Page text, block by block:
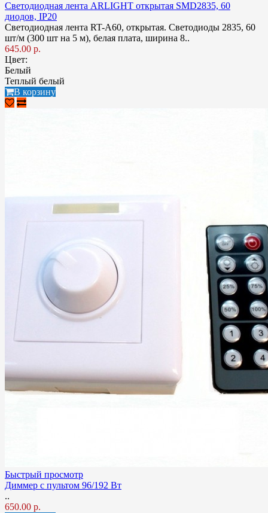
Светодиодная лента ARLIGHT открытая SMD2835, 60
диодов, IP20
Светодиодная лента RT-A60, открытая. Светодиоды 2835, 60
шт/м (300 шт на 5 м), белая плата, ширина 8..
645.00 р.
Цвет:
Белый
Теплый белый
В корзину
Быстрый просмотр
Диммер с пультом 96/192 Вт
..
650.00 р.